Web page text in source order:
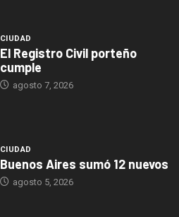
CIUDAD
El Registro Civil porteño
cumple
agosto 7, 2026
CIUDAD
Buenos Aires sumó 12 nuevos
agosto 5, 2026